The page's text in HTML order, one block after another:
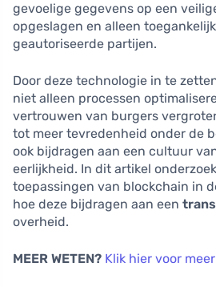
gevoelige gegevens op een
opgeslagen en alleen
geautoriseerde partijen.
Door deze technologie in te
niet alleen processen
vertrouwen van burgers
tot meer tevredenheid onder de
ook bijdragen aan een cultuur
eerlijkheid. In dit artikel
toepassingen van blockchain in
hoe deze bijdragen aan een
overheid.
MEER WETEN? Klik hier voor